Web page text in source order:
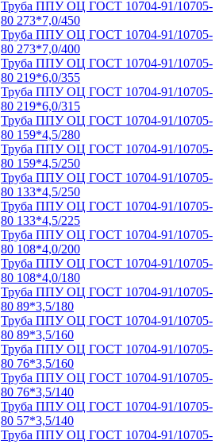
Труба ППУ ОЦ ГОСТ 10704-91/10705-
80 273*7,0/450
Труба ППУ ОЦ ГОСТ 10704-91/10705-
80 273*7,0/400
Труба ППУ ОЦ ГОСТ 10704-91/10705-
80 219*6,0/355
Труба ППУ ОЦ ГОСТ 10704-91/10705-
80 219*6,0/315
Труба ППУ ОЦ ГОСТ 10704-91/10705-
80 159*4,5/280
Труба ППУ ОЦ ГОСТ 10704-91/10705-
80 159*4,5/250
Труба ППУ ОЦ ГОСТ 10704-91/10705-
80 133*4,5/250
Труба ППУ ОЦ ГОСТ 10704-91/10705-
80 133*4,5/225
Труба ППУ ОЦ ГОСТ 10704-91/10705-
80 108*4,0/200
Труба ППУ ОЦ ГОСТ 10704-91/10705-
80 108*4,0/180
Труба ППУ ОЦ ГОСТ 10704-91/10705-
80 89*3,5/180
Труба ППУ ОЦ ГОСТ 10704-91/10705-
80 89*3,5/160
Труба ППУ ОЦ ГОСТ 10704-91/10705-
80 76*3,5/160
Труба ППУ ОЦ ГОСТ 10704-91/10705-
80 76*3,5/140
Труба ППУ ОЦ ГОСТ 10704-91/10705-
80 57*3,5/140
Труба ППУ ОЦ ГОСТ 10704-91/10705-